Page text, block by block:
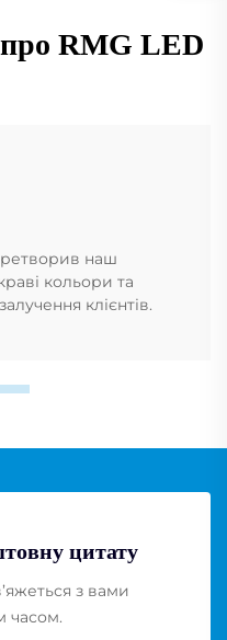
про RMG LED
наш
кольори та
клієнтів.
цитату
з вами
часом.